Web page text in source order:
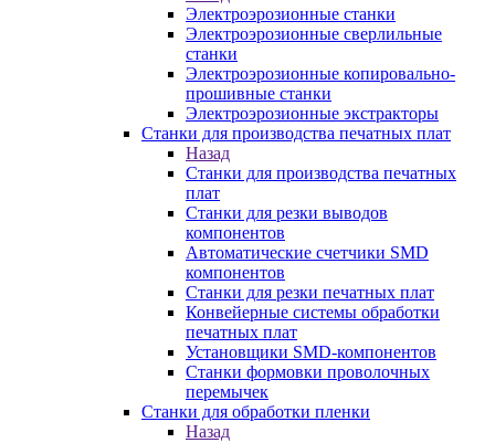
Электроэрозионные станки
Электроэрозионные сверлильные
станки
Электроэрозионные копировально-
прошивные станки
Электроэрозионные экстракторы
Станки для производства печатных плат
Назад
Станки для производства печатных
плат
Станки для резки выводов
компонентов
Автоматические счетчики SMD
компонентов
Станки для резки печатных плат
Конвейерные системы обработки
печатных плат
Установщики SMD-компонентов
Станки формовки проволочных
перемычек
Станки для обработки пленки
Назад